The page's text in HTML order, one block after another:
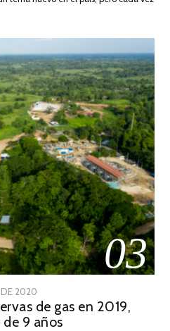
DE
03
DE 2020
DE
JULIO
de gas en 2019,
9 años